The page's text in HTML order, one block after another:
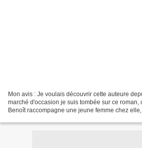
Mon avis : Je voulais découvrir cette auteure
marché d'occasion je suis tombée sur ce roman,
Benoît raccompagne une jeune femme chez